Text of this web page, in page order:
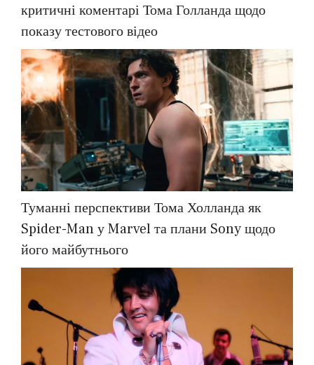
критичні коментарі Тома Голланда щодо
показу тестового відео
Туманні перспективи Тома Холланда як
Spider-Man у Marvel та плани Sony щодо
його майбутнього